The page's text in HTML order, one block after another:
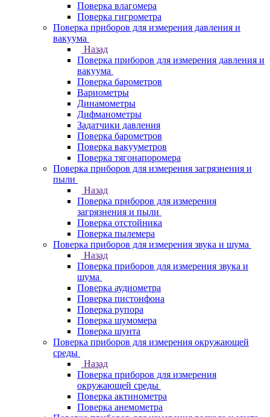
Поверка влагомера
Поверка гигрометра
Поверка приборов для измерения давления и
вакуума
Назад
Поверка приборов для измерения давления и
вакуума
Поверка барометров
Вариометры
Динамометры
Дифманометры
Задатчики давления
Поверка барометров
Поверка вакууметров
Поверка тягонапоромера
Поверка приборов для измерения загрязнения и
пыли
Назад
Поверка приборов для измерения
загрязнения и пыли
Поверка отстойника
Поверка пылемера
Поверка приборов для измерения звука и шума
Назад
Поверка приборов для измерения звука и
шума
Поверка аудиометра
Поверка пистонфона
Поверка рупора
Поверка шумомера
Поверка шунта
Поверка приборов для измерения окружающей
среды
Назад
Поверка приборов для измерения
окружающей среды
Поверка актинометра
Поверка анемометра